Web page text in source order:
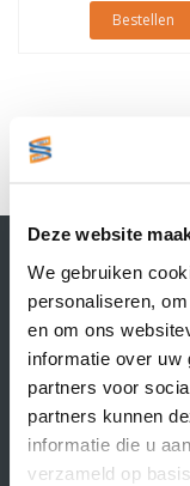
Deze website
We gebruiken
personaliseren,
en om ons
informatie over uw
partners voor
partners kunnen
informatie die u
verzameld op
Bestellen
Contactgegevens
Supply Service B.V.
Nijverheidsstraat
3861 RJ Nijkerk
info@supplyservice.nl
+31 33 468 13 42
KvK nummer: